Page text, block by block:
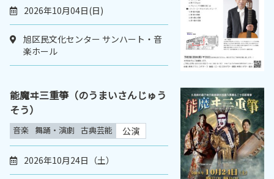
2026年10月04日(日)
旭区民文化センター サンハート・音
楽ホール
能魔ヰ三重箏（のうまいさんじゅう
そう）
音楽 舞踊・演劇 古典芸能 公演
2026年10月24日（土）